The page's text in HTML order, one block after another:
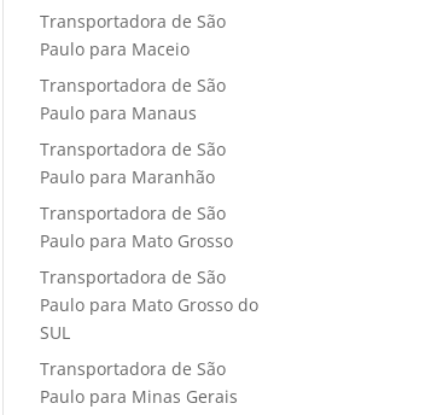
Transportadora de São
Paulo para Maceio
Transportadora de São
Paulo para Manaus
Transportadora de São
Paulo para Maranhão
Transportadora de São
Paulo para Mato Grosso
Transportadora de São
Paulo para Mato Grosso do
SUL
Transportadora de São
Paulo para Minas Gerais